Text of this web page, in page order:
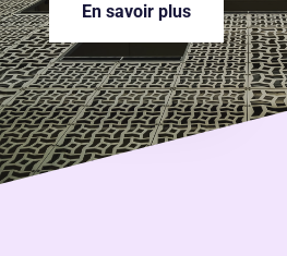
En savoir plus